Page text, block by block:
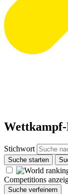
Stichwort
Suche starten
Competitions
Suche verfeinern